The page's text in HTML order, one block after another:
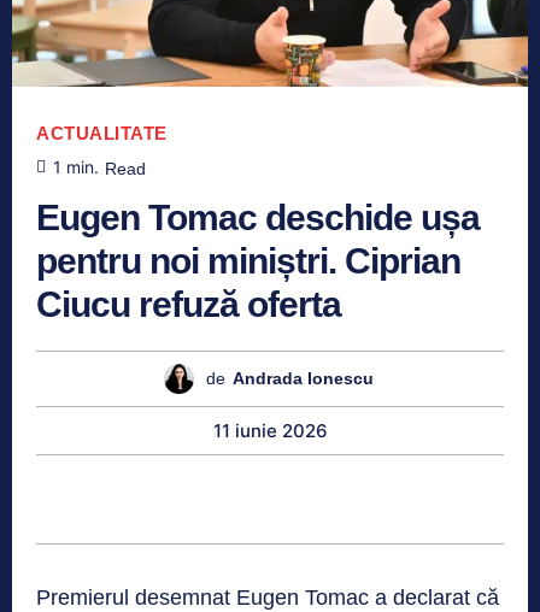
ACTUALITATE
1 min. Read
Eugen Tomac deschide ușa
pentru noi miniștri. Ciprian
Ciucu refuză oferta
de Andrada Ionescu
11 iunie 2026
Premierul desemnat Eugen Tomac a declarat că